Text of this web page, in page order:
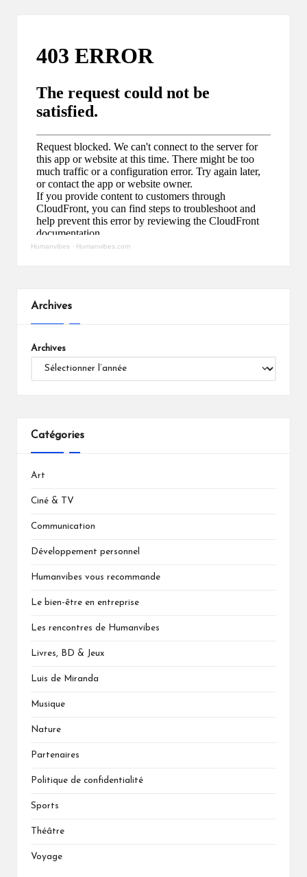
Humanvibes · Humanvibes.com
Archives
Archives
Catégories
Art
Ciné & TV
Communication
Développement personnel
Humanvibes vous recommande
Le bien-être en entreprise
Les rencontres de Humanvibes
Livres, BD & Jeux
Luis de Miranda
Musique
Nature
Partenaires
Politique de confidentialité
Sports
Théâtre
Voyage